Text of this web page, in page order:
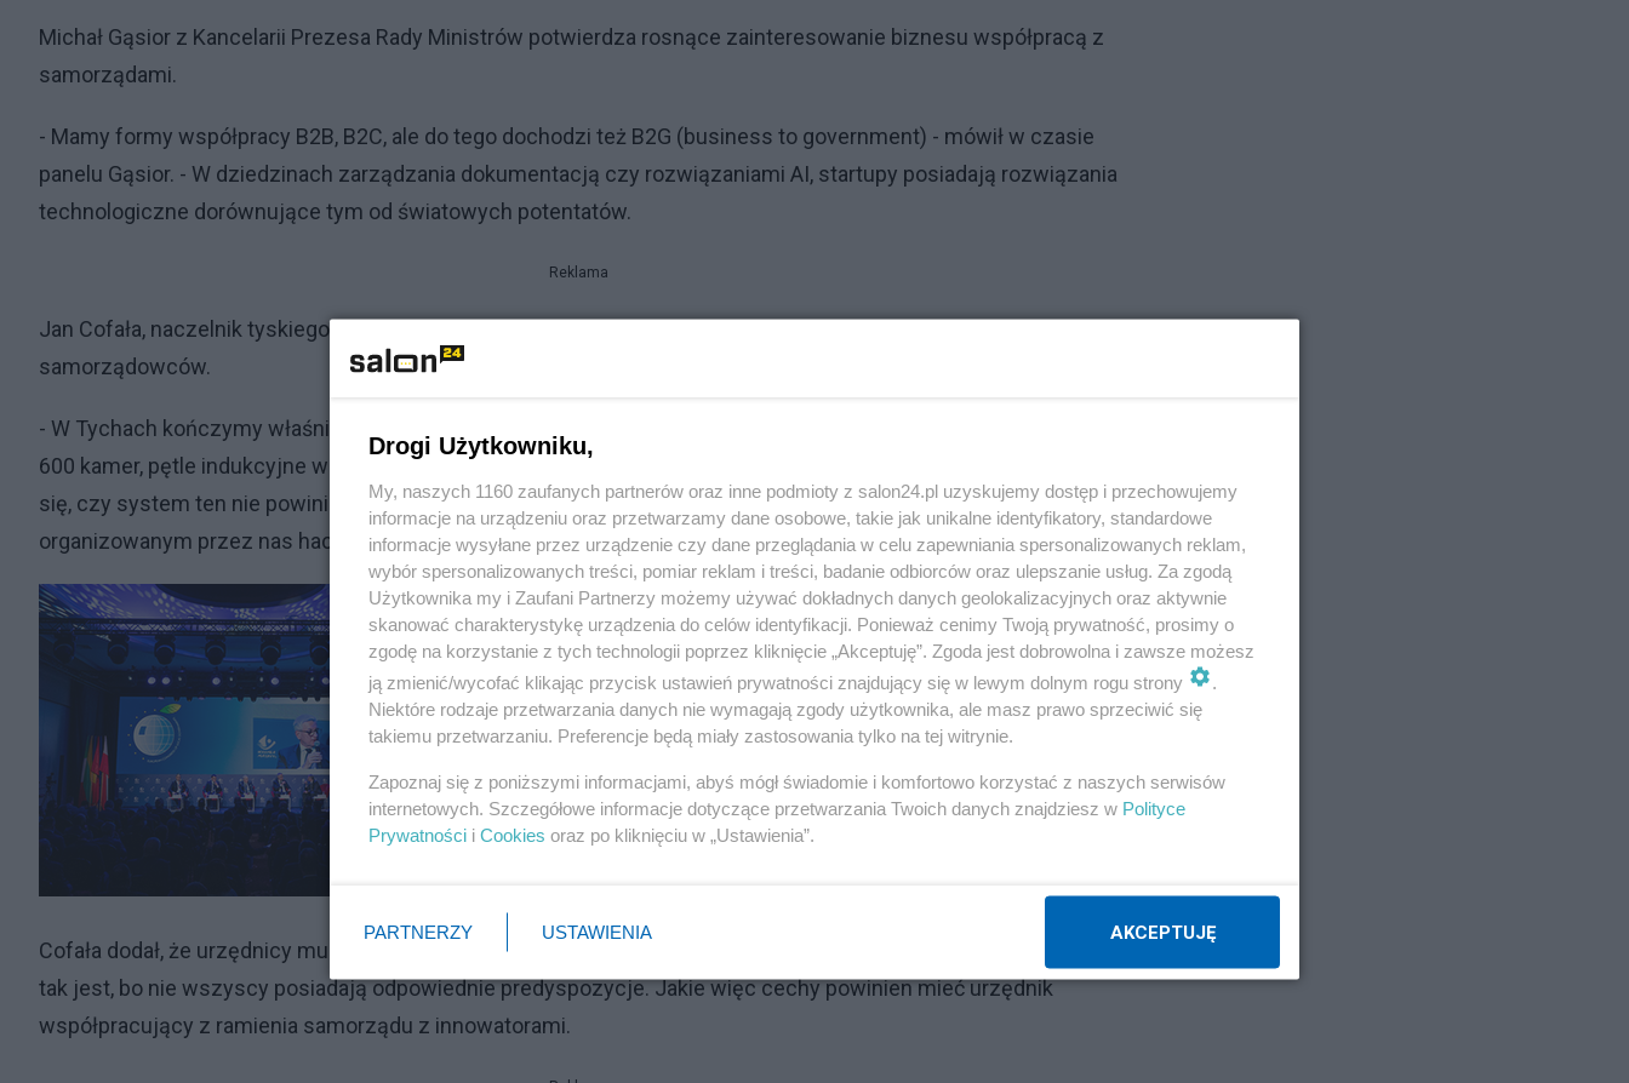
Michał Gąsior z Kancelarii Prezesa Rady Ministrów potwierdza rosnące zainteresowanie biznesu współpracą z
samorządami.
- Mamy formy współpracy B2B, B2C, ale do tego dochodzi też B2G (business to government) - mówił w czasie
panelu Gąsior. - W dziedzinach zarządzania dokumentacją czy rozwiązaniami AI, startupy posiadają rozwiązania
technologiczne dorównujące tym od światowych potentatów.
Reklama
Jan Cofała, naczelnik tyskiego Wydziału Innowacji i Inwestycji potwierdza ten kierunek zainteresowania
samorządowców.
- W Tychach kończymy właśnie projektowanie wielkiego, inteligentnego systemu zarządzania ruchem.- mówi. -
600 kamer, pętle indukcyjne w jezdniach, stacje pogodowe, tablice informacyjne. Jako miasto zastanawiamy
się, czy system ten nie powinien opierać się na rozwiązaniach, do których młodzi innowatorzy dojdą na
organizowanym przez nas hackatonie.
Cofała dodał, że urzędnicy muszą być przygotowani na kontakty ze startupami i innowacje. Niestety, nie zawsze
tak jest, bo nie wszyscy posiadają odpowiednie predyspozycje. Jakie więc cechy powinien mieć urzędnik
współpracujący z ramienia samorządu z innowatorami.
Drogi Użytkowniku,
My, naszych 1160 zaufanych partnerów oraz inne podmioty z salon24.pl uzyskujemy dostęp i przechowujemy
informacje na urządzeniu oraz przetwarzamy dane osobowe, takie jak unikalne identyfikatory, standardowe
informacje wysyłane przez urządzenie czy dane przeglądania w celu zapewniania spersonalizowanych reklam,
wybór spersonalizowanych treści, pomiar reklam i treści, badanie odbiorców oraz ulepszanie usług. Za zgodą
Użytkownika my i Zaufani Partnerzy możemy używać dokładnych danych geolokalizacyjnych oraz aktywnie
skanować charakterystykę urządzenia do celów identyfikacji. Ponieważ cenimy Twoją prywatność, prosimy o
zgodę na korzystanie z tych technologii poprzez kliknięcie „Akceptuję”. Zgoda jest dobrowolna i zawsze możesz
ją zmienić/wycofać klikając przycisk ustawień prywatności znajdujący się w lewym dolnym rogu strony
.
Niektóre rodzaje przetwarzania danych nie wymagają zgody użytkownika, ale masz prawo sprzeciwić się
takiemu przetwarzaniu. Preferencje będą miały zastosowania tylko na tej witrynie.
Zapoznaj się z poniższymi informacjami, abyś mógł świadomie i komfortowo korzystać z naszych serwisów
internetowych. Szczegółowe informacje dotyczące przetwarzania Twoich danych znajdziesz w Polityce
Prywatności i Cookies oraz po kliknięciu w „Ustawienia”.
PARTNERZY USTAWIENIA AKCEPTUJĘ